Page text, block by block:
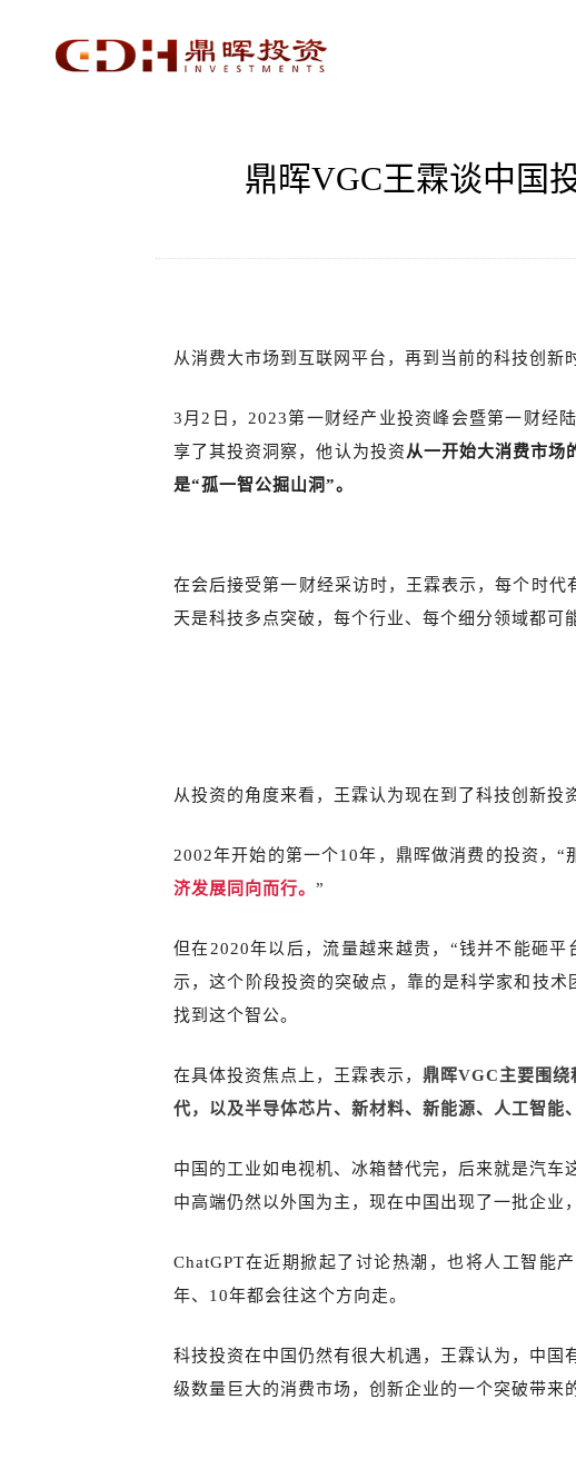
鼎晖VGC王霖谈中国
从消费大市场到互联网平台，再到当前的科技创新
3月2日，2023第一财经产业投资峰会暨第一财经
享了其投资洞察，他认为投资从一开始大消费市场
是“孤一智公掘山洞”。
在会后接受第一财经采访时，王霖表示，每个时
天是科技多点突破，每个行业、每个细分领域都
从投资的角度来看，王霖认为现在到了科技创新投
2002年开始的第一个10年，鼎晖做消费的投资，
济发展同向而行。 ”
但在2020年以后，流量越来越贵，“钱并不能砸
示，这个阶段投资的突破点，靠的是科学家和技
找到这个智公。
在具体投资焦点上，王霖表示，鼎晖VGC主要围绕
代，以及半导体芯片、新材料、新能源、人工智能
中国的工业如电视机、冰箱替代完，后来就是汽
中高端仍然以外国为主，现在中国出现了一批企业
ChatGPT在近期掀起了讨论热潮，也将人工智能
年、10年都会往这个方向走。
科技投资在中国仍然有很大机遇，王霖认为，中
级数量巨大的消费市场，创新企业的一个突破带来